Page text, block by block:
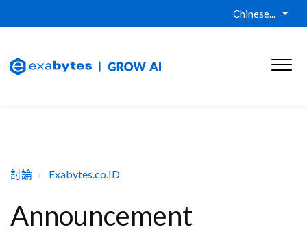
Chinese...
討論 Exabytes.co.ID
Announcement